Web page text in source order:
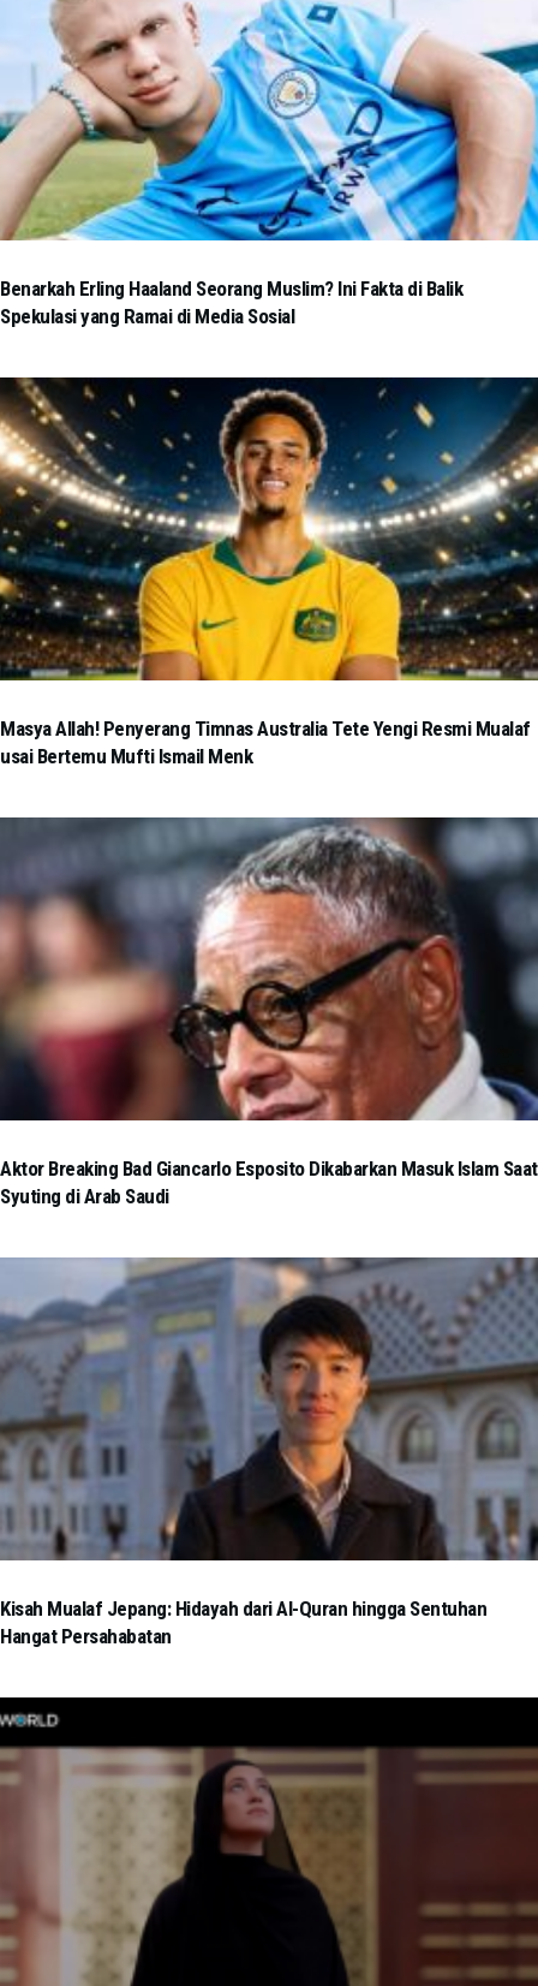
Benarkah Erling Haaland Seorang Muslim? Ini Fakta di Balik
Spekulasi yang Ramai di Media Sosial
Masya Allah! Penyerang Timnas Australia Tete Yengi Resmi Mualaf
usai Bertemu Mufti Ismail Menk
Aktor Breaking Bad Giancarlo Esposito Dikabarkan Masuk Islam Saat
Syuting di Arab Saudi
Kisah Mualaf Jepang: Hidayah dari Al-Quran hingga Sentuhan
Hangat Persahabatan